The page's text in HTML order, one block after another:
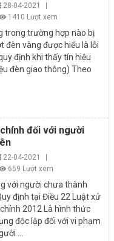
28-04-2021
|
1410 Lượt xem
trong trường hợp nào bị
đèn vàng được hiểu là lỗi
định khi thấy tín hiệu
đèn giao thông) Theo
đối với người
22-04-2021
|
659 Lượt xem
với người chưa thành
định tại Điều 22 Luật xử
2012 Là hình thức
độc lập đối với vi phạm
...